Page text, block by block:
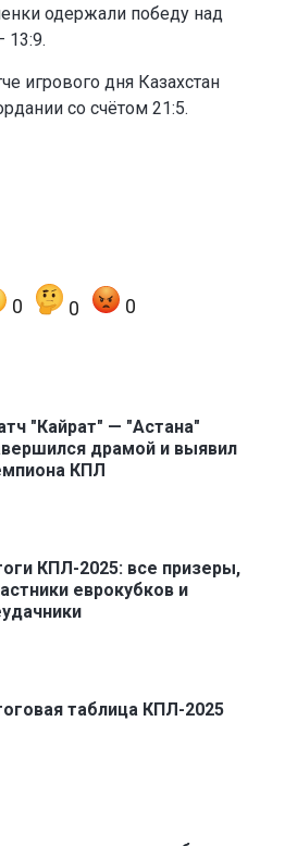
одержали победу над
13:9.
игрового дня Казахстан
со счётом 21:5.
0 0 0
"Кайрат" — "Астана"
драмой и выявил
КПЛ
КПЛ-2025: все призеры,
еврокубков и
таблица КПЛ-2025